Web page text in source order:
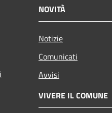
NOVITÀ
Notizie
Comunicati
Avvisi
VIVERE IL COMUNE